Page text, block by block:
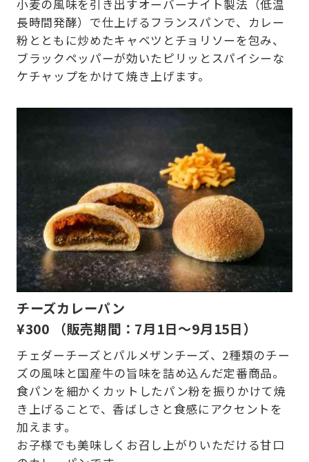
小麦の風味を引き出すオーバーナイト製法（低温
長時間発酵）で仕上げるフランスパンで、カレー
粉とともに炒めたキャベツとチョリソーを包み、
ブラックペッパーが効いたピリッとスパイシーな
ケチャップをかけて焼き上げます。
チーズカレーパン
¥300 （販売期間：7月1日～9月15日）
チェダーチーズとパルメザンチーズ、2種類のチー
ズの風味と国産牛の旨味を詰め込んだ定番商品。
食パンを細かくカットしたパン粉を振りかけて焼
き上げることで、香ばしさと食感にアクセントを
加えます。
お子様でも美味しくお召し上がりいただける甘口